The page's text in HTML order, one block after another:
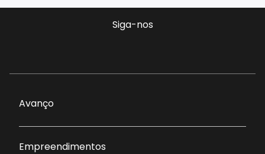
Siga-nos
Avanço
Empreendimentos